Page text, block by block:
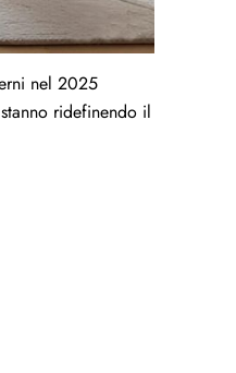
nel 2025
ridefinendo il